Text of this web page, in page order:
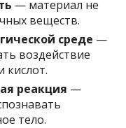
— материал не
веществ.
среде —
воздействие
кислот.
реакция —
тело.